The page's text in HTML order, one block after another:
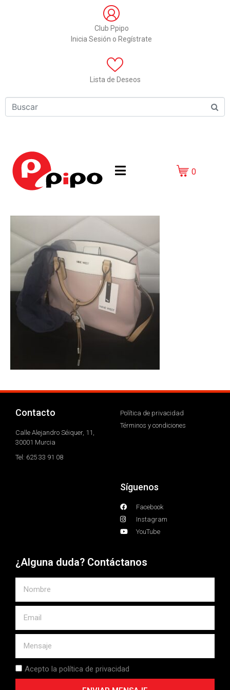
Club Ppipo
Inicia Sesión o Regístrate
Lista de Deseos
0
Contacto
Calle Alejandro Séiquer, 11,
30001 Murcia
Tel: 625 33 91 08
Política de privacidad
Términos y condiciones
Síguenos
Facebook
Instagram
YouTube
¿Alguna duda? Contáctanos
Acepto la política de privacidad